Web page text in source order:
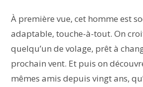
À première vue, cet homme est
adaptable, touche-à-tout. On
quelqu’un de volage, prêt à
prochain vent. Et puis on
mêmes amis depuis vingt ans,